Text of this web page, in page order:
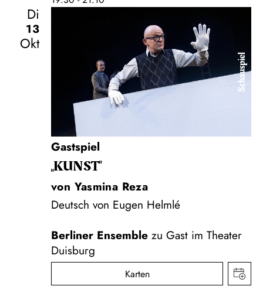
Di
13
Okt
Schauspiel
Gastspiel
„KUNST"
von Yasmina Reza
Deutsch von Eugen Helmlé
Berliner Ensemble zu Gast im Theater
Duisburg
Karten